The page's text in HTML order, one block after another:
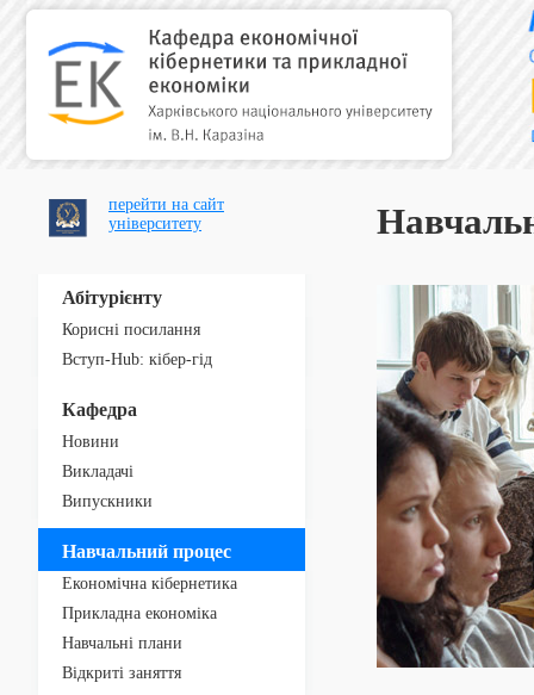
перейти на сайт
університету
Абітурієнту
Корисні посилання
Вступ-Hub: кібер-гід
Кафедра
Новини
Викладачі
Випускники
Навчальний процес
Економічна кібернетика
Прикладна економіка
Навчальні плани
Відкриті заняття